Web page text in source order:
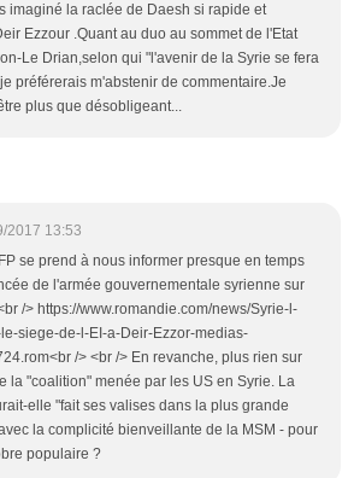
imaginé la raclée de Daesh si rapide et
Ezzour .Quant au duo au sommet de l'Etat
Le Drian,selon qui "l'avenir de la Syrie se fera
préférerais m'abstenir de commentaire.Je
plus que désobligeant...
2017 13:53
se prend à nous informer presque en temps
de l'armée gouvernementale syrienne sur
/> https://www.romandie.com/news/Syrie-l-
siege-de-l-EI-a-Deir-Ezzor-medias-
/> <br /> En revanche, plus rien sur
la "coalition" menée par les US en Syrie. La
elle "fait ses valises dans la plus grande
la complicité bienveillante de la MSM - pour
populaire ?